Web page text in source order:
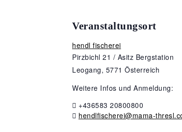
Veranstaltungsort
hendl fischerei
Pirzbichl 21 / Asitz Bergstation
Leogang, 5771 Österreich
Weitere Infos und Anmeldung:
+436583 20800800
hendlfischerei@mama-